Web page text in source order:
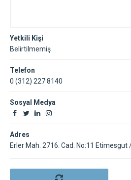
Yetkili Kişi
Belirtilmemiş
Telefon
0 (312) 227 8140
Sosyal Medya
Adres
Erler Mah. 2716. Cad. No:11 Etimesgut